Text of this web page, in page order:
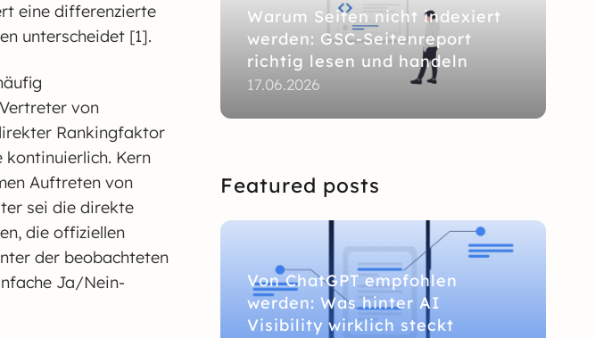
eine differenzierte
unterscheidet [1].
von
Rankingfaktor
Kern
Auftreten von
sei die direkte
die offiziellen
der beobachteten
Ja/Nein-
Warum Seiten nicht indexiert
werden: GSC-Seitenreport
richtig lesen und handeln
17.06.2026
Featured posts
Von ChatGPT empfohlen
werden: Was hinter AI
Visibility wirklich steckt